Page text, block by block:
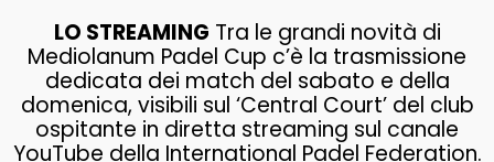
LO STREAMING Tra le grandi novità di
Mediolanum Padel Cup c’è la trasmissione
dedicata dei match del sabato e della
domenica, visibili sul ‘Central Court’ del club
ospitante in diretta streaming sul canale
YouTube della International Padel Federation.